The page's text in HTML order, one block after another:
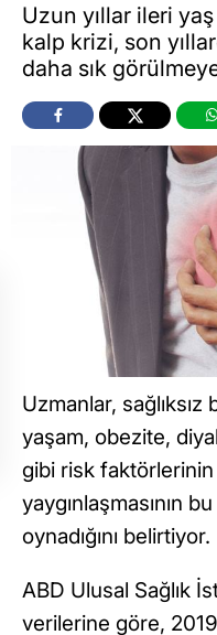
Uzun yıllar ileri
kalp krizi, son
daha sık
Uzmanlar,
yaşam, obezite,
gibi risk
yaygınlaşmasının
oynadığını belirtiyor.
ABD Ulusal Sağlık
verilerine göre,